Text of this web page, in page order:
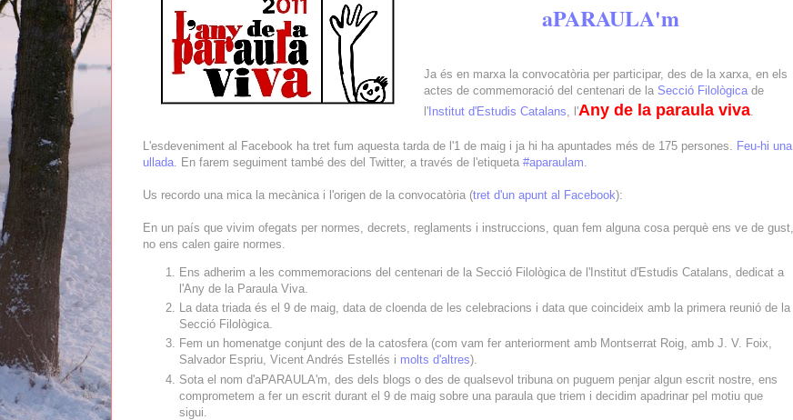
aPARAULA'm
Ja és en marxa la convocatòria per participar, des de la xarxa, en els
actes de commemoració del centenari de la Secció Filològica de
l' Institut d'Estudis Catalans , l'Any de la paraula viva
L'esdeveniment al Facebook ha tret fum aquesta tarda de l'1 de maig i ja hi ha apuntades més de 175 persones.
Feu-hi una
ullada . En farem seguiment també des del Twitter, a través de l'etiqueta #aparaulam
Us recordo una mica la mecànica i l'origen de la convocatòria (tret d'un apunt al Facebook):
En un país que vivim ofegats per normes, decrets, reglaments i instruccions, quan fem alguna cosa perquè ens ve de gust,
no ens calen gaire normes.
Ens adherim a les commemoracions del centenari de la Secció Filològica de l'Institut d'Estudis Catalans, dedicat a
l'Any de la Paraula Viva.
La data triada és el 9 de maig, data de cloenda de les celebracions i data que coincideix amb la primera reunió de la
Secció Filològica.
Fem un homenatge conjunt des de la catosfera (com vam fer anteriorment amb Montserrat Roig, amb J. V. Foix,
Salvador Espriu, Vicent Andrés Estellés i molts d'altres).
Sota el nom d'aPARAULA'm, des dels blogs o des de qualsevol tribuna on puguem penjar algun escrit nostre, ens
comprometem a fer un escrit durant el 9 de maig sobre una paraula que triem i decidim apadrinar pel motiu que
sigui.